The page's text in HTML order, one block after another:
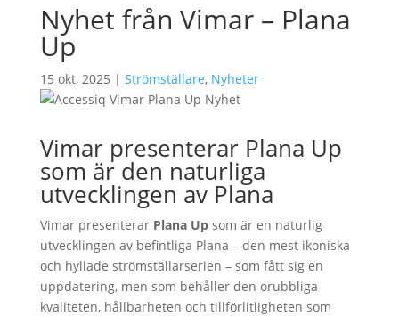
Nyhet från Vimar – Plana
Up
15 okt, 2025 | Strömställare, Nyheter
Vimar presenterar Plana Up
som är den naturliga
utvecklingen av Plana
Vimar presenterar Plana Upsom är en naturlig
utvecklingen av befintliga Plana – den mest ikoniska
och hyllade strömställarserien – som fått sig en
uppdatering, men som behåller den orubbliga
kvaliteten, hållbarheten och tillförlitligheten som